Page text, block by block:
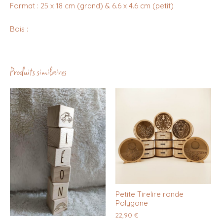
Format : 25 x 18 cm (grand) & 6.6 x 4.6 cm (petit)
Bois :
Produits similaires
Petite Tirelire ronde
Polygone
22,90 €